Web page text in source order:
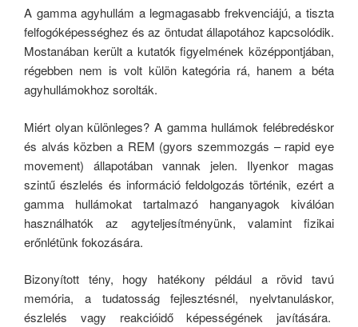
A gamma agyhullám a legmagasabb frekvenciájú, a tiszta
felfogóképességhez és az öntudat állapotához kapcsolódik.
Mostanában került a kutatók figyelmének középpontjában,
régebben nem is volt külön kategória rá, hanem a béta
agyhullámokhoz sorolták.
Miért olyan különleges? A gamma hullámok felébredéskor
és alvás közben a REM (gyors szemmozgás – rapid eye
movement) állapotában vannak jelen. Ilyenkor magas
szintű észlelés és információ feldolgozás történik, ezért a
gamma hullámokat tartalmazó hanganyagok kiválóan
használhatók az agyteljesítményünk, valamint fizikai
erőnlétünk fokozására.
Bizonyított tény, hogy hatékony például a rövid tavú
memória, a tudatosság fejlesztésnél, nyelvtanuláskor,
észlelés vagy reakcióidő képességének javítására.